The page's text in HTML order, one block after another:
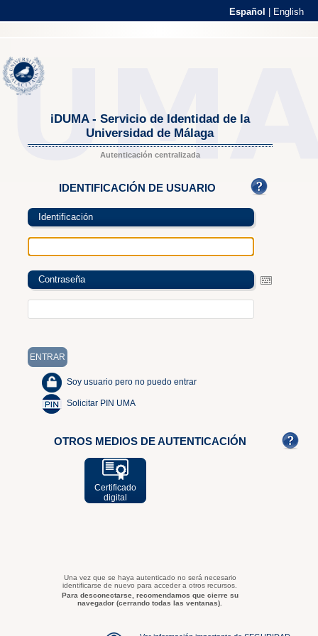
Español English
iDUMA - Servicio de Identidad de la
Universidad de Málaga
Autenticación centralizada
IDENTIFICACIÓN DE USUARIO
Identificación
Contraseña
Soy usuario pero no puedo entrar
Solicitar PIN UMA
OTROS MEDIOS DE AUTENTICACIÓN
Certificado
digital
Una vez que se haya autenticado no será necesario
identificarse de nuevo para acceder a otros recursos.
Para desconectarse, recomendamos que cierre su
navegador (cerrando todas las ventanas).